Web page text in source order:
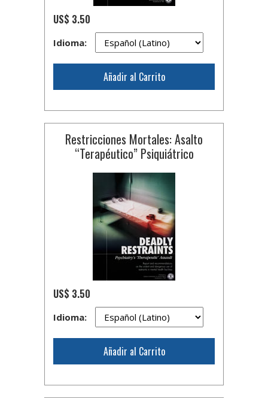
US$ 3.50
Idioma:
Añadir al Carrito
Restricciones Mortales: Asalto
“Terapéutico” Psiquiátrico
US$ 3.50
Idioma:
Añadir al Carrito